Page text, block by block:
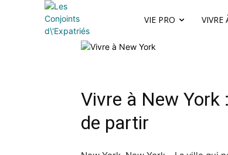
VIE PRO VIVRE
Vivre à New York
de partir